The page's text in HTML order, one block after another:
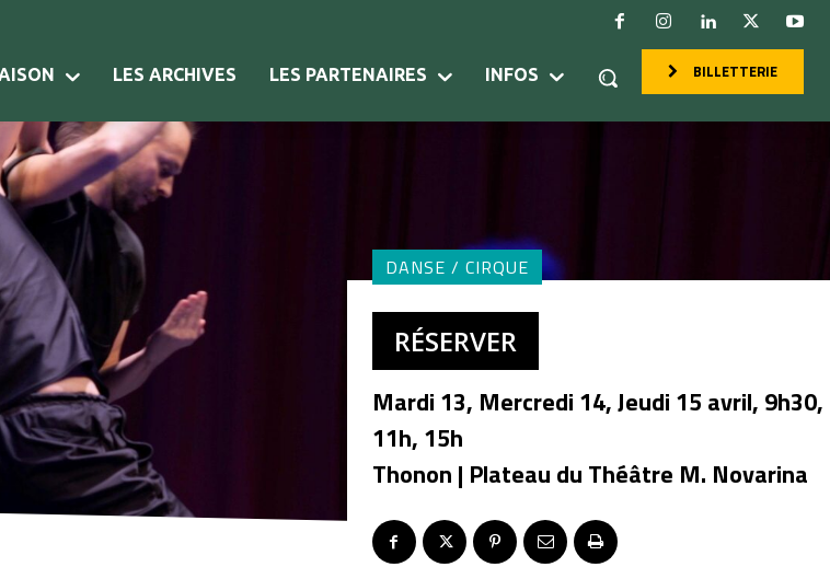
LES ARCHIVES LES PARTENAIRES INFOS BILLETTERIE
DANSE / CIRQUE
RÉSERVER
Mardi 13, Mercredi 14, Jeudi 15 avril, 9h30,
11h, 15h
Thonon | Plateau du Théâtre M. Novarina